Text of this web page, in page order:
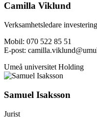
Camilla Viklund
Verksamhetsledare
Mobil: 070 522 85 51
E-post:
Umeå universitet Holding
Samuel Isaksson
Jurist